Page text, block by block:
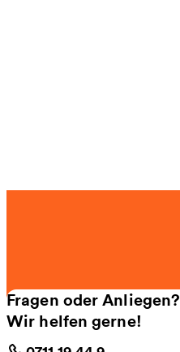
Fragen oder Anliegen?
Wir helfen gerne!